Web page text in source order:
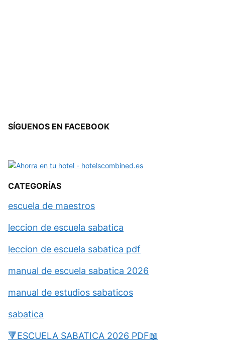
SÍGUENOS EN FACEBOOK
CATEGORÍAS
escuela de maestros
leccion de escuela sabatica
leccion de escuela sabatica pdf
manual de escuela sabatica 2026
manual de estudios sabaticos
sabatica
🔻ESCUELA SABATICA 2026 PDF📖